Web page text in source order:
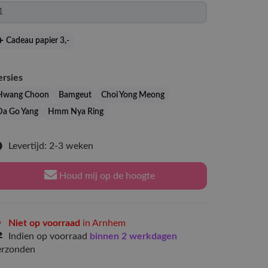
Cadeau papier 3,-
Choon Bamgeut
Choi Yong Meong
Go Yang
Hmm Nya Ring
Levertijd: 2-3 weken
Houd mij op de hoogte
Niet op voorraad in Arnhem
Indien op voorraad binnen 2 werkdagen